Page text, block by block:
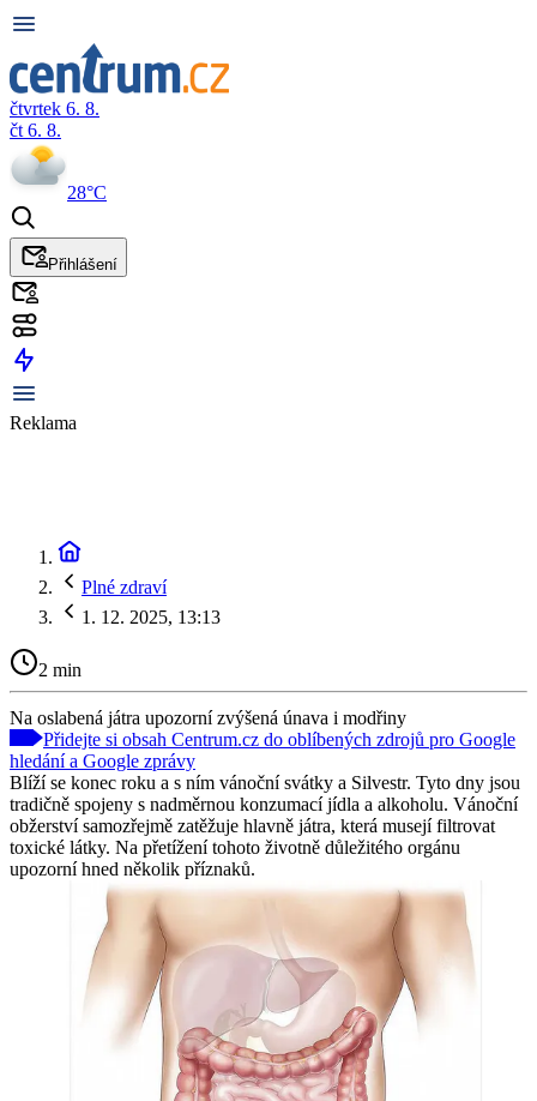
čtvrtek 6. 8.
čt 6. 8.
28°C
Přihlášení
Reklama
Plné zdraví
1. 12. 2025, 13:13
2 min
Na oslabená játra upozorní zvýšená únava i modřiny
Přidejte si obsah Centrum.cz do oblíbených zdrojů pro Google
hledání a Google zprávy
Blíží se konec roku a s ním vánoční svátky a Silvestr. Tyto dny jsou
tradičně spojeny s nadměrnou konzumací jídla a alkoholu. Vánoční
obžerství samozřejmě zatěžuje hlavně játra, která musejí filtrovat
toxické látky. Na přetížení tohoto životně důležitého orgánu
upozorní hned několik příznaků.